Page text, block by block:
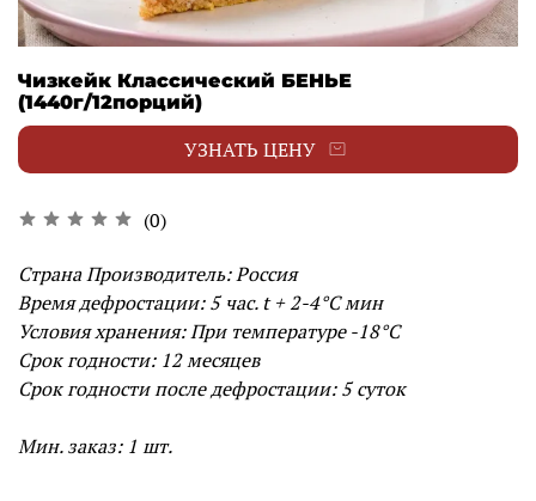
Чизкейк Классический БЕНЬЕ
(1440г/12порций)
(0)
УЗНАТЬ ЦЕНУ
Страна Производитель: Россия
Время дефростации: 5час. t + 2-4°С мин
Условия хранения: При температуре -18°С
Срок годности:12 месяцев
Срок годности после дефростации: 5 суток
Мин. заказ: 1 шт.